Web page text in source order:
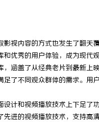
影视内容的方式也发生了翻
和优秀的用户体验，成为现代
，涵盖了从经典老片到最新上
了不同观众群体的需求。
计和视频播放技术上下足
进的视频播放技术，支持